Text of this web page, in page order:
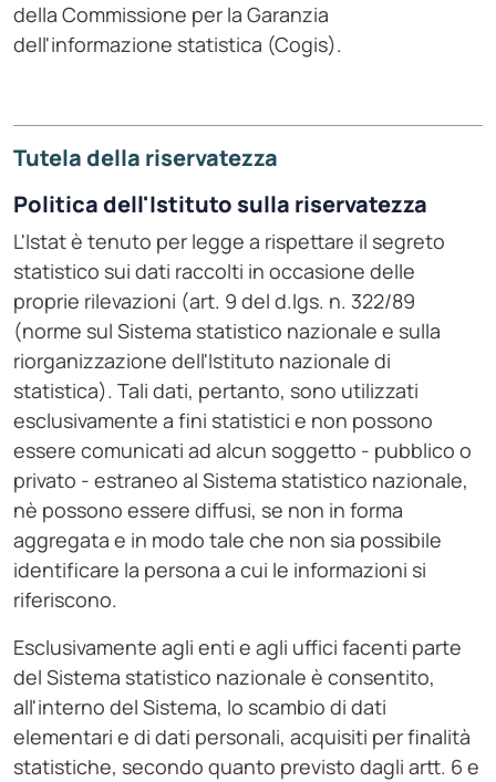
della Commissione per la Garanzia
dell'informazione statistica (Cogis).
Tutela della riservatezza
Politica dell'Istituto sulla riservatezza
L'Istat è tenuto per legge a rispettare il segreto
statistico sui dati raccolti in occasione delle
proprie rilevazioni (art. 9 del d.lgs. n. 322/89
(norme sul Sistema statistico nazionale e sulla
riorganizzazione dell'Istituto nazionale di
statistica). Tali dati, pertanto, sono utilizzati
esclusivamente a fini statistici e non possono
essere comunicati ad alcun soggetto - pubblico o
privato - estraneo al Sistema statistico nazionale,
nè possono essere diffusi, se non in forma
aggregata e in modo tale che non sia possibile
identificare la persona a cui le informazioni si
riferiscono.
Esclusivamente agli enti e agli uffici facenti parte
del Sistema statistico nazionale è consentito,
all'interno del Sistema, lo scambio di dati
elementari e di dati personali, acquisiti per finalità
statistiche, secondo quanto previsto dagli artt. 6 e